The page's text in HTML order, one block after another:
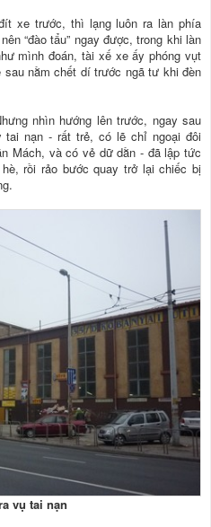
xe trước, thì lạng luôn ra làn phía
“đào tẩu” ngay được, trong khi làn
mình đoán, tài xế xe ấy phóng vụt
nằm chết dí trước ngã tư khi đèn
nhìn hướng lên trước, ngay sau
nạn - rất trẻ, có lẽ chỉ ngoại đôi
Mách, và có vẻ dữ dằn - đã lập tức
rồi rảo bước quay trở lại chiếc bị
vụ tai nạn